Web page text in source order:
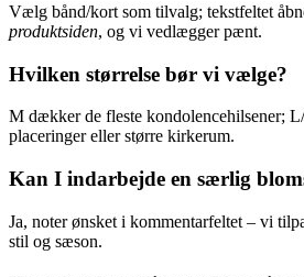
Vælg bånd/kort som tilvalg; tekstfeltet
produktsiden, og vi vedlægger pænt.
Hvilken størrelse bør vi vælge?
M dækker de fleste kondolencehilsener;
placeringer eller større kirkerum.
Kan I indarbejde en særlig
Ja, noter ønsket i kommentarfeltet – vi
stil og sæson.